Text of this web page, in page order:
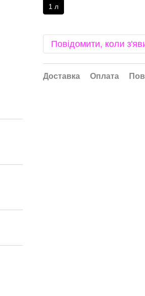
1 л
Повідомити, коли
Доставка Оплата